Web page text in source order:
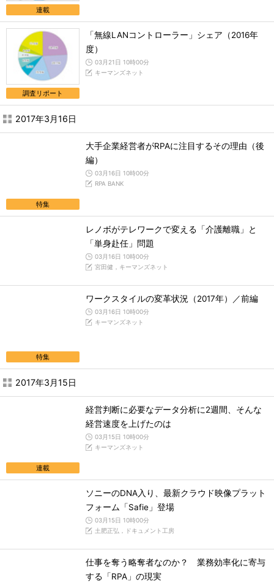
連載
調査リポート
「無線LANコントローラー」シェア（2016年
度）
03月21日 10時00分
キーマンズネット
2017年3月16日
特集
大手企業経営者がRPAに注目するその理由（後
編）
03月16日 10時00分
RPA BANK
レノボがテレワークで変える「介護離職」と
「単身赴任」問題
03月16日 10時00分
宮田健，キーマンズネット
特集
ワークスタイルの変革状況（2017年）／前編
03月16日 10時00分
キーマンズネット
2017年3月15日
連載
経営判断に必要なデータ分析に2週間、そんな
経営速度を上げたのは
03月15日 10時00分
キーマンズネット
ソニーのDNA入り、最新クラウド映像プラット
フォーム「Safie」登場
03月15日 10時00分
土肥正弘，ドキュメント工房
仕事を奪う略奪者なのか？ 業務効率化に寄与
する「RPA」の現実